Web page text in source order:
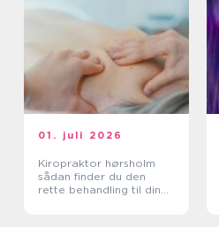
01. juli 2026
Kiropraktor hørsholm
sådan finder du den
rette behandling til dine